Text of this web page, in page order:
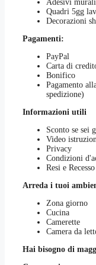
Adesivi
Quadri 5gg
Decorazioni
Pagamenti:
PayPal
Carta di
Bonifico
Pagamento
spedizione)
Informazioni utili
Sconto se sei
Video
Privacy
Condizioni
Resi e Recesso
Arreda i tuoi
Zona giorno
Cucina
Camerette
Camera da
Hai bisogno di